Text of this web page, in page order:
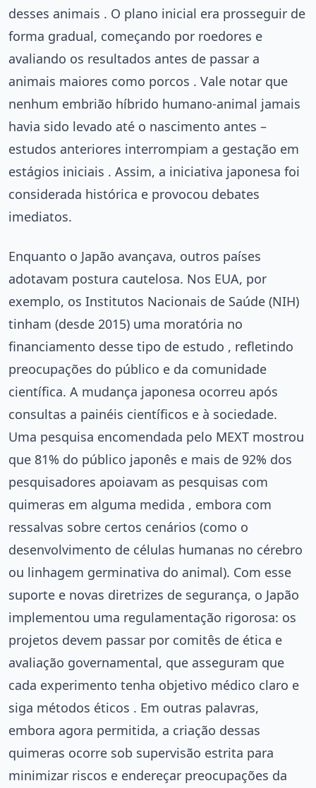
desses animais . O plano inicial era prosseguir de
forma gradual, começando por roedores e
avaliando os resultados antes de passar a
animais maiores como porcos . Vale notar que
nenhum embrião híbrido humano-animal jamais
havia sido levado até o nascimento antes –
estudos anteriores interrompiam a gestação em
estágios iniciais . Assim, a iniciativa japonesa foi
considerada histórica e provocou debates
imediatos.
Enquanto o Japão avançava, outros países
adotavam postura cautelosa. Nos EUA, por
exemplo, os Institutos Nacionais de Saúde (NIH)
tinham (desde 2015) uma moratória no
financiamento desse tipo de estudo , refletindo
preocupações do público e da comunidade
científica. A mudança japonesa ocorreu após
consultas a painéis científicos e à sociedade.
Uma pesquisa encomendada pelo MEXT mostrou
que 81% do público japonês e mais de 92% dos
pesquisadores apoiavam as pesquisas com
quimeras em alguma medida , embora com
ressalvas sobre certos cenários (como o
desenvolvimento de células humanas no cérebro
ou linhagem germinativa do animal). Com esse
suporte e novas diretrizes de segurança, o Japão
implementou uma regulamentação rigorosa: os
projetos devem passar por comitês de ética e
avaliação governamental, que asseguram que
cada experimento tenha objetivo médico claro e
siga métodos éticos . Em outras palavras,
embora agora permitida, a criação dessas
quimeras ocorre sob supervisão estrita para
minimizar riscos e endereçar preocupações da